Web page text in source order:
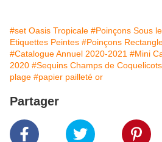
#set Oasis Tropicale #Poinçons Sous
Etiquettes Peintes #Poinçons
#Catalogue Annuel 2020-2021 #Mini
2020 #Sequins Champs de Coquelicots
plage #papier pailleté or
Partager